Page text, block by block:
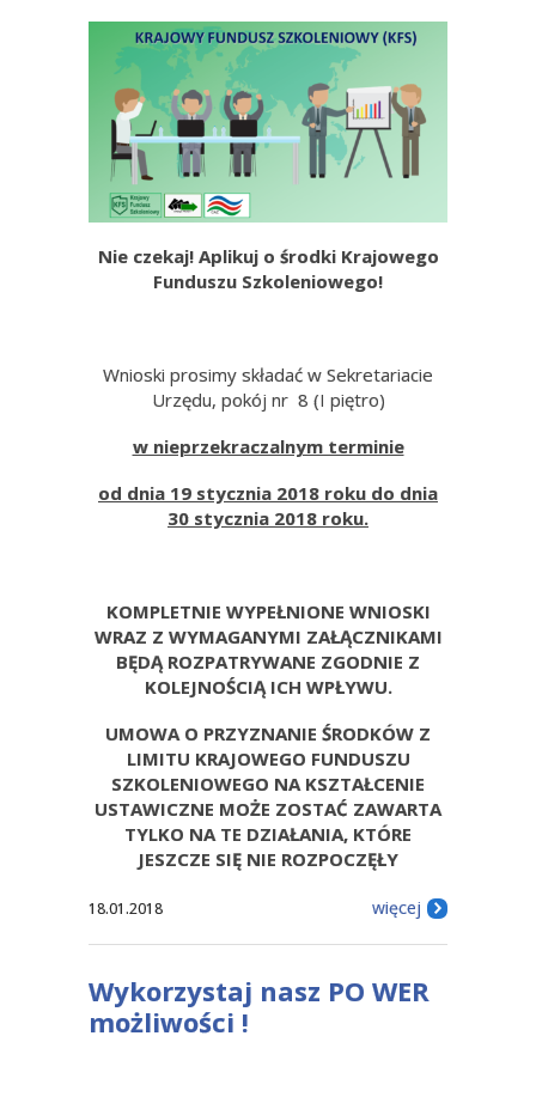
Nie czekaj! Aplikuj o środki Krajowego
Funduszu Szkoleniowego!
Wnioski prosimy składać w Sekretariacie
Urzędu, pokój nr 8 (I piętro)
w nieprzekraczalnym terminie
od dnia 19 stycznia 2018 roku do dnia
30 stycznia 2018 roku.
KOMPLETNIE WYPEŁNIONE WNIOSKI
WRAZ Z WYMAGANYMI ZAŁĄCZNIKAMI
BĘDĄ ROZPATRYWANE ZGODNIE Z
KOLEJNOŚCIĄ ICH WPŁYWU.
UMOWA O PRZYZNANIE ŚRODKÓW Z
LIMITU KRAJOWEGO FUNDUSZU
SZKOLENIOWEGO NA KSZTAŁCENIE
USTAWICZNE MOŻE ZOSTAĆ ZAWARTA
TYLKO NA TE DZIAŁANIA, KTÓRE
JESZCZE SIĘ NIE ROZPOCZĘŁY
18.01.2018 więcej
Wykorzystaj nasz PO WER
możliwości !